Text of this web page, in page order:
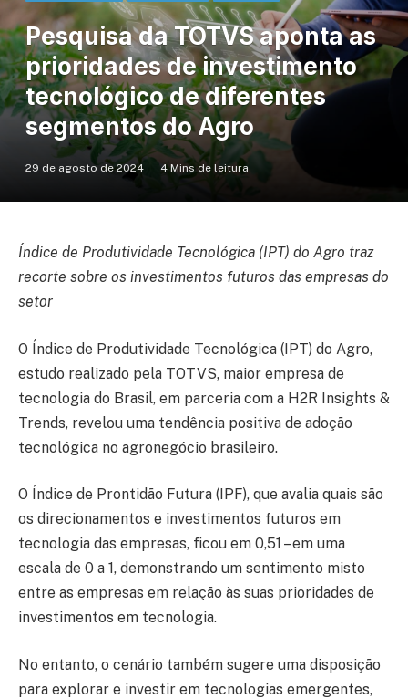
Pesquisa da TOTVS aponta as
prioridades de investimento
tecnológico de diferentes
segmentos do Agro
29 de agosto de 2024 4 Mins de leitura
Índice de Produtividade Tecnológica (IPT) do Agro traz
recorte sobre os investimentos futuros das empresas do
setor
O Índice de Produtividade Tecnológica (IPT) do Agro,
estudo realizado pela TOTVS, maior empresa de
tecnologia do Brasil, em parceria com a H2R Insights &
Trends, revelou uma tendência positiva de adoção
tecnológica no agronegócio brasileiro.
O Índice de Prontidão Futura (IPF), que avalia quais são
os direcionamentos e investimentos futuros em
tecnologia das empresas, ficou em 0,51 – em uma
escala de 0 a 1, demonstrando um sentimento misto
entre as empresas em relação às suas prioridades de
investimentos em tecnologia.
No entanto, o cenário também sugere uma disposição
para explorar e investir em tecnologias emergentes,